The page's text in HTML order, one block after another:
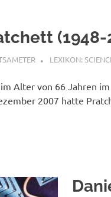
(1948-
LEXIKON:
Alter von 66 Jahren
2007 hatte